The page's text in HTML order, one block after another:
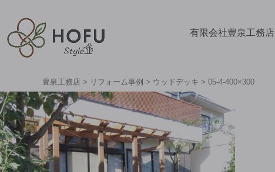
有限会社豊泉工務店
豊泉工務店 > リフォーム事例 > ウッドデッキ > 05-4-400×300